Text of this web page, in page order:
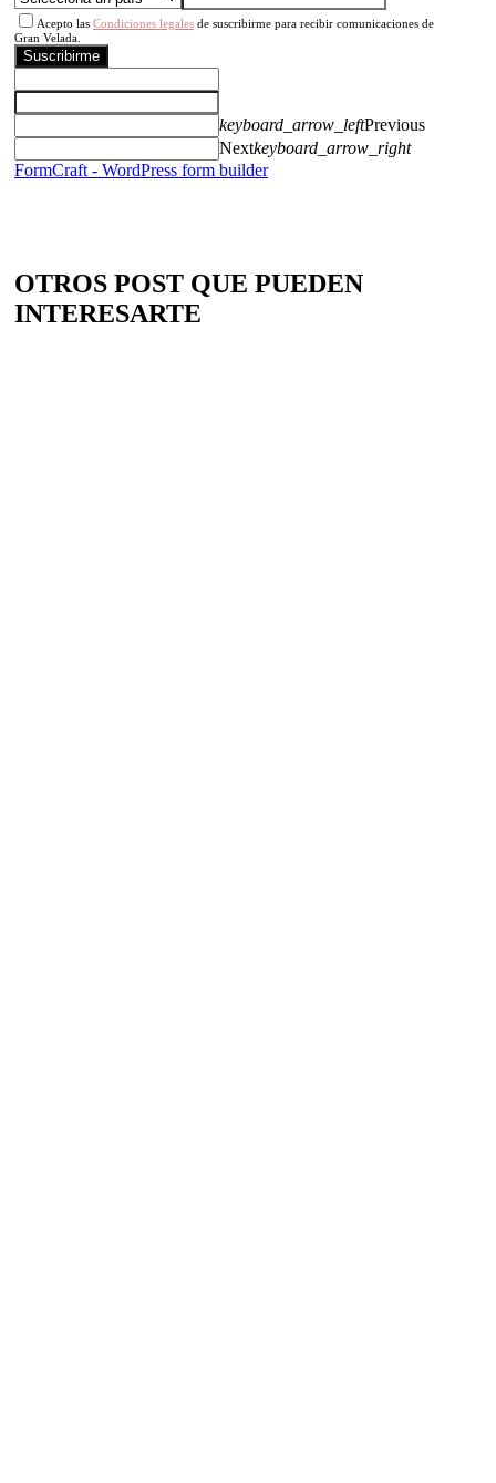
Acepto las Condiciones legales de suscribirme para recibir comunicaciones de
Gran Velada.
Suscribirme
keyboard_arrow_leftPrevious
Nextkeyboard_arrow_right
FormCraft - WordPress form builder
OTROS POST QUE PUEDEN
INTERESARTE